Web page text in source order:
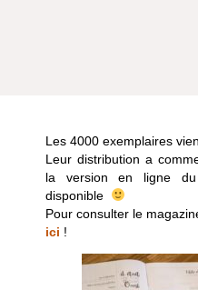
Les 4000 exemplaires
Leur distribution a
la version en ligne
disponible
Pour consulter le
ici !